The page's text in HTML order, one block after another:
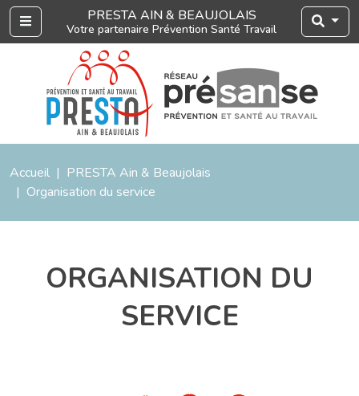
Menu PRESTA AIN & BEAUJOLAIS
Votre partenaire Prévention Santé Travail
Accueil
PRESTA Ain & Beaujolais
Organisation du service
ORGANISATION DU
SERVICE